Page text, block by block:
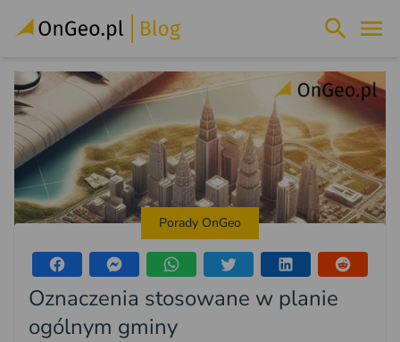
Porady OnGeo
Oznaczenia stosowane w planie
ogólnym gminy